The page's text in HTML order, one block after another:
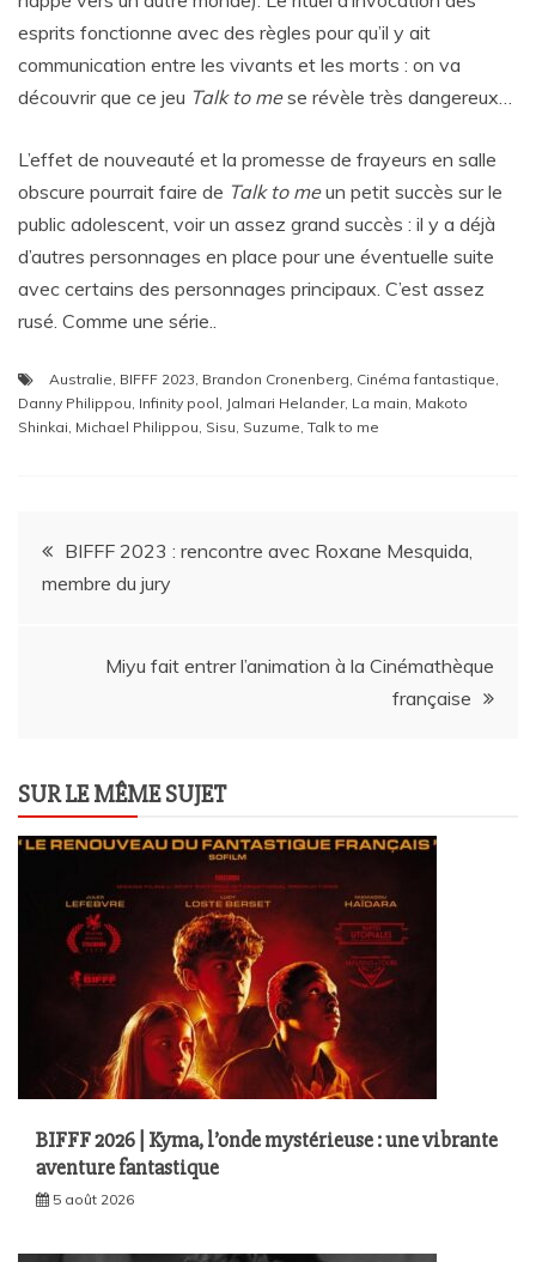
esprits fonctionne avec des règles pour qu’il y ait
communication entre les vivants et les morts : on va
découvrir que ce jeu Talk to mese révèle très dangereux…
L’effet de nouveauté et la promesse de frayeurs en salle
obscure pourrait faire de Talk to meun petit succès sur le
public adolescent, voir un assez grand succès : il y a déjà
d’autres personnages en place pour une éventuelle suite
avec certains des personnages principaux. C’est assez
rusé. Comme une série..
Australie, BIFFF 2023, Brandon Cronenberg, Cinéma fantastique,
Danny Philippou, Infinity pool, Jalmari Helander, La main, Makoto
Shinkai, Michael Philippou, Sisu, Suzume, Talk to me
Navigation
de
l’article
BIFFF 2023 : rencontre avec Roxane Mesquida,
membre du jury
Miyu fait entrer l’animation à la Cinémathèque
française
SUR LE MÊME SUJET
BIFFF 2026 | Kyma, l’onde mystérieuse : une vibrante
aventure fantastique
5 août 2026